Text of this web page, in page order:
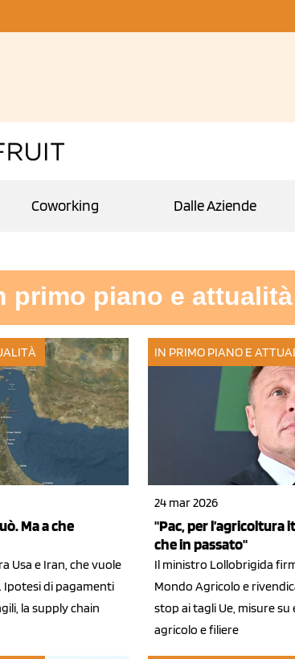
Coworking Dalle Aziende
primo piano e attualità
Ma a che
Usa e Iran, che vuole
di pagamenti
la supply chain
IN PRIMO PIANO E
24 mar 2026
"Pac, per l’agricoltura
che in passato"
Il ministro Lollobrigida
Mondo Agricolo e
stop ai tagli Ue, misure su
agricolo e filiere